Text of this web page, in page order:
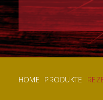
HOME PRODUKTE